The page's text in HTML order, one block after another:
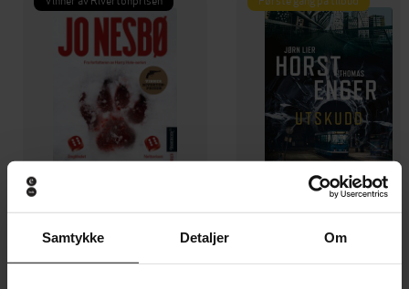
Samtykke Detaljer Om